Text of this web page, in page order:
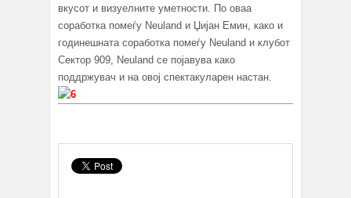
вкусот и визуелните уметности. По оваа
соработка помеѓу Neuland и Џијан Емин, како и
годинешната соработка помеѓу Neuland и клубот
Сектор 909, Neuland се појавува како
поддржувач и на овој спектакуларен настан.